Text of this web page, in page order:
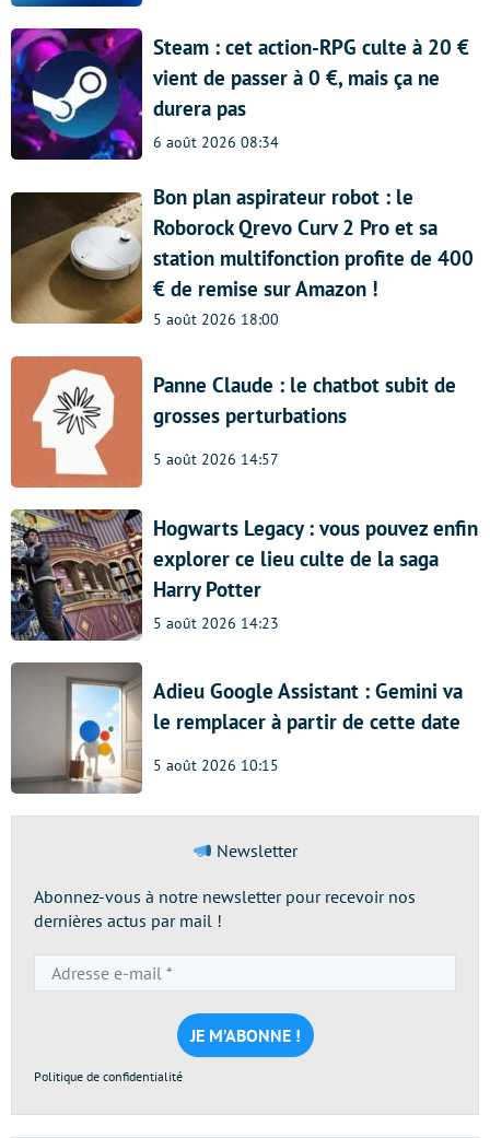
Steam : cet action-RPG culte à 20 €
vient de passer à 0 €, mais ça ne
durera pas
6 août 2026 08:34
Bon plan aspirateur robot : le
Roborock Qrevo Curv 2 Pro et sa
station multifonction profite de 400
€ de remise sur Amazon !
5 août 2026 18:00
Panne Claude : le chatbot subit de
grosses perturbations
5 août 2026 14:57
Hogwarts Legacy : vous pouvez enfin
explorer ce lieu culte de la saga
Harry Potter
5 août 2026 14:23
Adieu Google Assistant : Gemini va
le remplacer à partir de cette date
5 août 2026 10:15
Newsletter
Abonnez-vous à notre newsletter pour recevoir nos
dernières actus par mail !
e-
mail
*
Politique de confidentialité